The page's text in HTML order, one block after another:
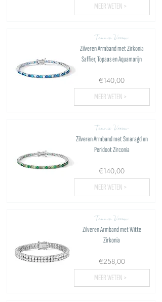
MEER WETEN >
Tennis Vrouw
Zilveren Armband met Zirkonia
Saffier, Topaas en Aquamarijn
€140,00
MEER WETEN >
Tennis Vrouw
Zilveren Armband met Smaragd en
Peridoot Zirconia
€140,00
MEER WETEN >
Tennis Vrouw
Zilveren Armband met Witte
Zirkonia
€258,00
MEER WETEN >